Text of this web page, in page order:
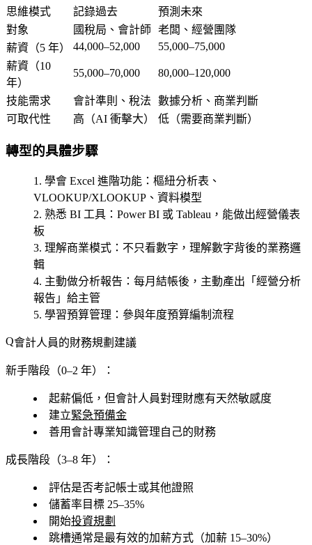
思維模式
記錄過去
預測未來
對象
國稅局、會計師
老闆、經營團隊
薪資（5 年）
44,000–52,000
55,000–75,000
薪資（10
年）
55,000–70,000 80,000–120,000
技能需求 會計準則、稅法
數據分析、商業判斷
可取代性
高（AI 衝擊大） 低（需要商業判斷）
轉型的具體步驟
學會 Excel 進階功能 ：樞紐分析表、
VLOOKUP/XLOOKUP、資料模型
熟悉 BI 工具 ：Power BI 或 Tableau，能做出經營儀表
板
理解商業模式 ：不只看數字，理解數字背後的業務邏
輯
主動做分析報告 ：每月結帳後，主動產出「經營分析
報告」給主管
學習預算管理 ：參與年度預算編制流程
會計人員的財務規劃建議
新手階段（0–2 年）：
起薪偏低，但會計人員對理財應有天然敏感度
建立緊急預備金
善用會計專業知識管理自己的財務
成長階段（3–8 年）：
評估是否考記帳士或其他證照
儲蓄率目標 25–35%
開始投資規劃
跳槽通常是最有效的加薪方式（加薪 15–30%）